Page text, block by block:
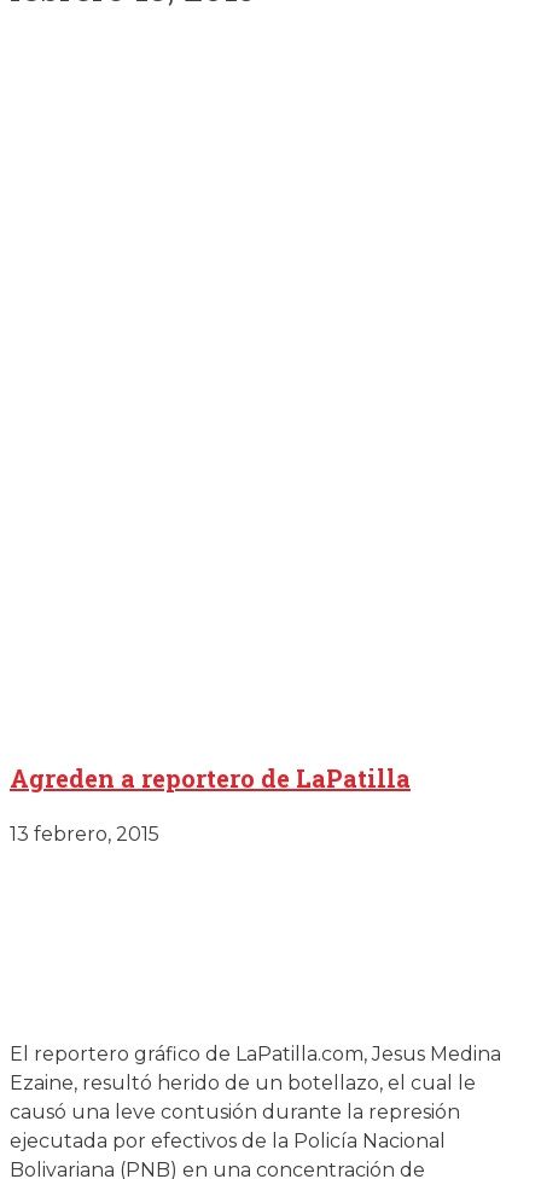
Agreden a reportero de LaPatilla
13 febrero, 2015
El reportero gráfico de LaPatilla.com, Jesus Medina
Ezaine, resultó herido de un botellazo, el cual le
causó una leve contusión durante la represión
ejecutada por efectivos de la Policía Nacional
Bolivariana (PNB) en una concentración de